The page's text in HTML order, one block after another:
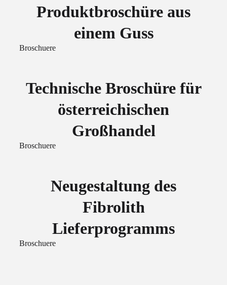
Produktbroschüre aus
einem Guss
Broschuere
Technische Broschüre für
österreichischen
Großhandel
Broschuere
Neugestaltung des
Fibrolith
Lieferprogramms
Broschuere